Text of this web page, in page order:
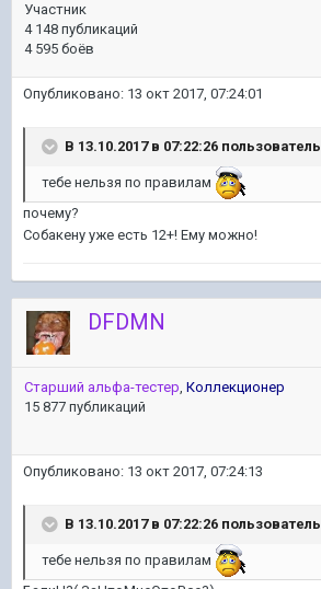
Участник
4 148 публикаций
4 595 боёв
Опубликовано: 13 окт 2017, 07:24:01
В 13.10.2017 в 07:22:26 пользователь
тебе нельзя по правилам
почему?
Собакену уже есть 12+! Ему можно!
DFDMN
Старший альфа-тестер, Коллекционер
15 877 публикаций
Опубликовано: 13 окт 2017, 07:24:13
В 13.10.2017 в 07:22:26 пользователь
тебе нельзя по правилам